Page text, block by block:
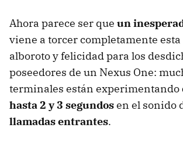
Ahora parece ser que un
viene a torcer completamente
alboroto y felicidad para los
poseedores de un Nexus One:
terminales están experimentando
hasta 2 y 3 segundosen el sonido
llamadas entrantes.